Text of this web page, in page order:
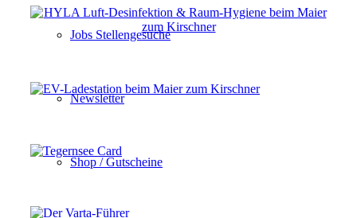
Jobs Stellengesuche
Newsletter
Shop / Gutscheine